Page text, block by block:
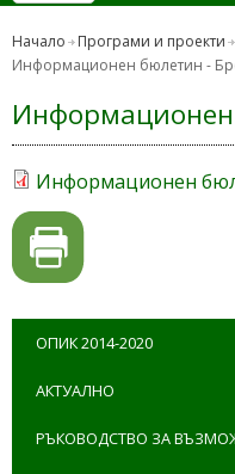
Начало Програми и проекти
Информационен бюлетин -
Информационен
ОПИК 2014-2020
АКТУАЛНО
РЪКОВОДСТВО ЗА